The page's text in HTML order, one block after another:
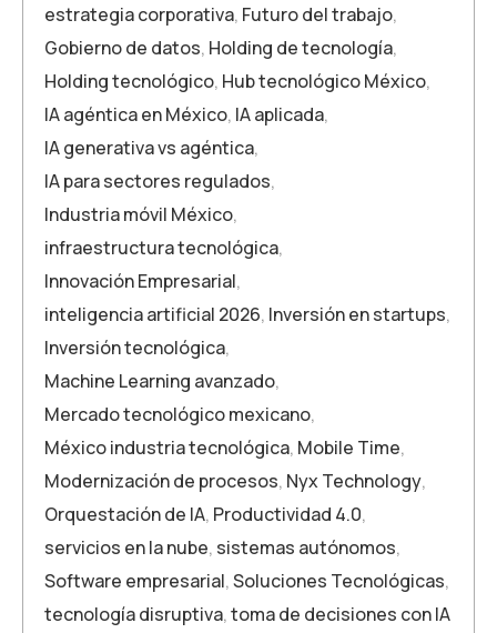
estrategia corporativa, Futuro del trabajo,
Gobierno de datos, Holding de tecnología,
Holding tecnológico, Hub tecnológico México,
IA agéntica en México, IA aplicada,
IA generativa vs agéntica,
IA para sectores regulados,
Industria móvil México,
infraestructura tecnológica,
Innovación Empresarial,
inteligencia artificial 2026, Inversión en startups,
Inversión tecnológica,
Machine Learning avanzado,
Mercado tecnológico mexicano,
México industria tecnológica, Mobile Time,
Modernización de procesos, Nyx Technology,
Orquestación de IA, Productividad 4.0,
servicios en la nube, sistemas autónomos,
Software empresarial,Soluciones Tecnológicas,
tecnología disruptiva,toma de decisiones con IA